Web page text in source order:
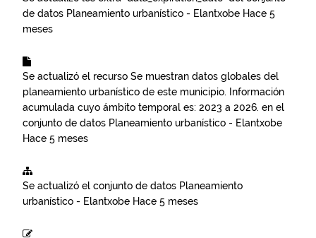
de datos Planeamiento urbanístico - Elantxobe Hace 5
meses
Se actualizó el recurso Se muestran datos globales del
planeamiento urbanístico de este municipio. Información
acumulada cuyo ámbito temporal es: 2023 a 2026. en el
conjunto de datos Planeamiento urbanístico - Elantxobe
Hace 5 meses
Se actualizó el conjunto de datos Planeamiento
urbanístico - Elantxobe Hace 5 meses